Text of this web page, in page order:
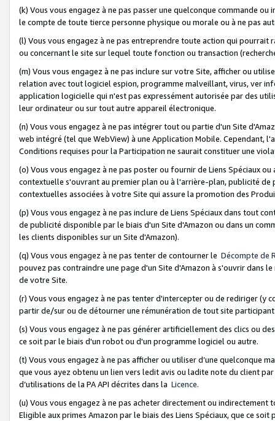
(k) Vous vous engagez à ne pas passer une quelconque commande
le compte de toute tierce personne physique ou morale ou à ne pas
(l) Vous vous engagez à ne pas entreprendre toute action qui
ou concernant le site sur lequel toute fonction ou transaction
(m) Vous vous engagez à ne pas inclure sur votre Site, afficher ou
relation avec tout logiciel espion, programme malveillant, virus, ver
application logicielle qui n'est pas expressément autorisée par des
leur ordinateur ou sur tout autre appareil électronique.
(n) Vous vous engagez à ne pas intégrer tout ou partie d'un Site
web intégré (tel que WebView) à une Application Mobile. Cependant,
Conditions requises pour la Participation ne saurait constituer une
(o) Vous vous engagez à ne pas poster ou fournir de Liens Spéciaux
contextuelle s'ouvrant au premier plan ou à l'arrière-plan, publicité
contextuelles associées à votre Site qui assure la promotion des
(p) Vous vous engagez à ne pas inclure de Liens Spéciaux dans tout
de publicité disponible par le biais d'un Site d'Amazon ou dans un
les clients disponibles sur un Site d'Amazon).
(q) Vous vous engagez à ne pas tenter de contourner le Décompte de
pouvez pas contraindre une page d'un Site d'Amazon à s'ouvrir dans
de votre Site.
(r) Vous vous engagez à ne pas tenter d'intercepter ou de rediriger
partir de/sur ou de détourner une rémunération de tout site
(s) Vous vous engagez à ne pas générer artificiellement des clics ou
ce soit par le biais d'un robot ou d'un programme logiciel ou autre.
(t) Vous vous engagez à ne pas afficher ou utiliser d’une quelconque
que vous ayez obtenu un lien vers ledit avis ou ladite note du client
d’utilisations de la PA API décrites dans la Licence.
(u) Vous vous engagez à ne pas acheter directement ou
Eligible aux primes Amazon par le biais des Liens Spéciaux, que ce